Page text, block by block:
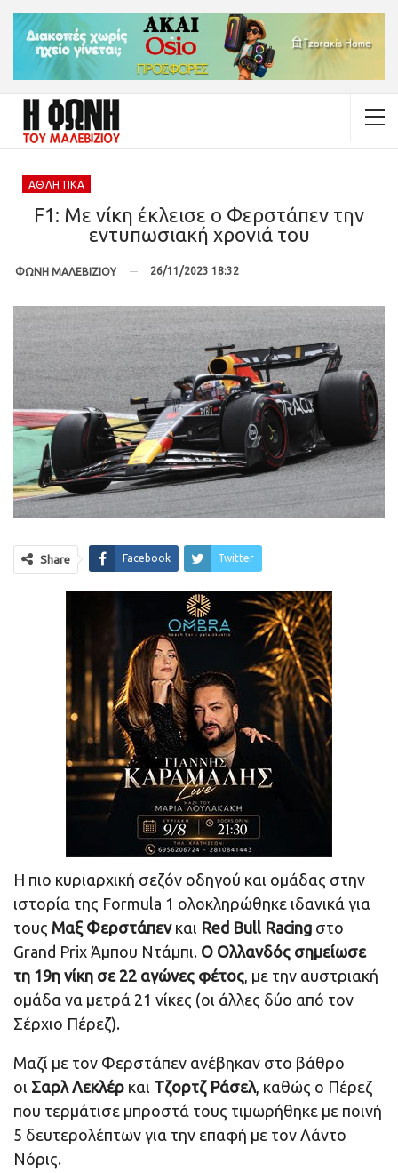
ΑΘΛΗΤΙΚΆ
F1: Με νίκη έκλεισε ο Φερστάπεν την
εντυπωσιακή χρονιά του
ΦΩΝΗ ΜΑΛΕΒΙΖΙΟΥ 26/11/2023 18:32
Share Facebook Twitter
Η πιο κυριαρχική σεζόν οδηγού και ομάδας στην
ιστορία της Formula 1 ολοκληρώθηκε ιδανικά για
τους Μαξ Φερστάπενκαι Red Bull Racing στο
Grand Prix Άμπου Ντάμπι. Ο Ολλανδός σημείωσε
τη 19η νίκη σε 22 αγώνες φέτος, με την αυστριακή
ομάδα να μετρά 21 νίκες (οι άλλες δύο από τον
Σέρχιο Πέρεζ).
Μαζί με τον Φερστάπεν ανέβηκαν στο βάθρο
οι Σαρλ Λεκλέρ και Τζορτζ Ράσελ, καθώς ο Πέρεζ
που τερμάτισε μπροστά τους τιμωρήθηκε με ποινή
5 δευτερολέπτων για την επαφή με τον Λάντο
Νόρις.